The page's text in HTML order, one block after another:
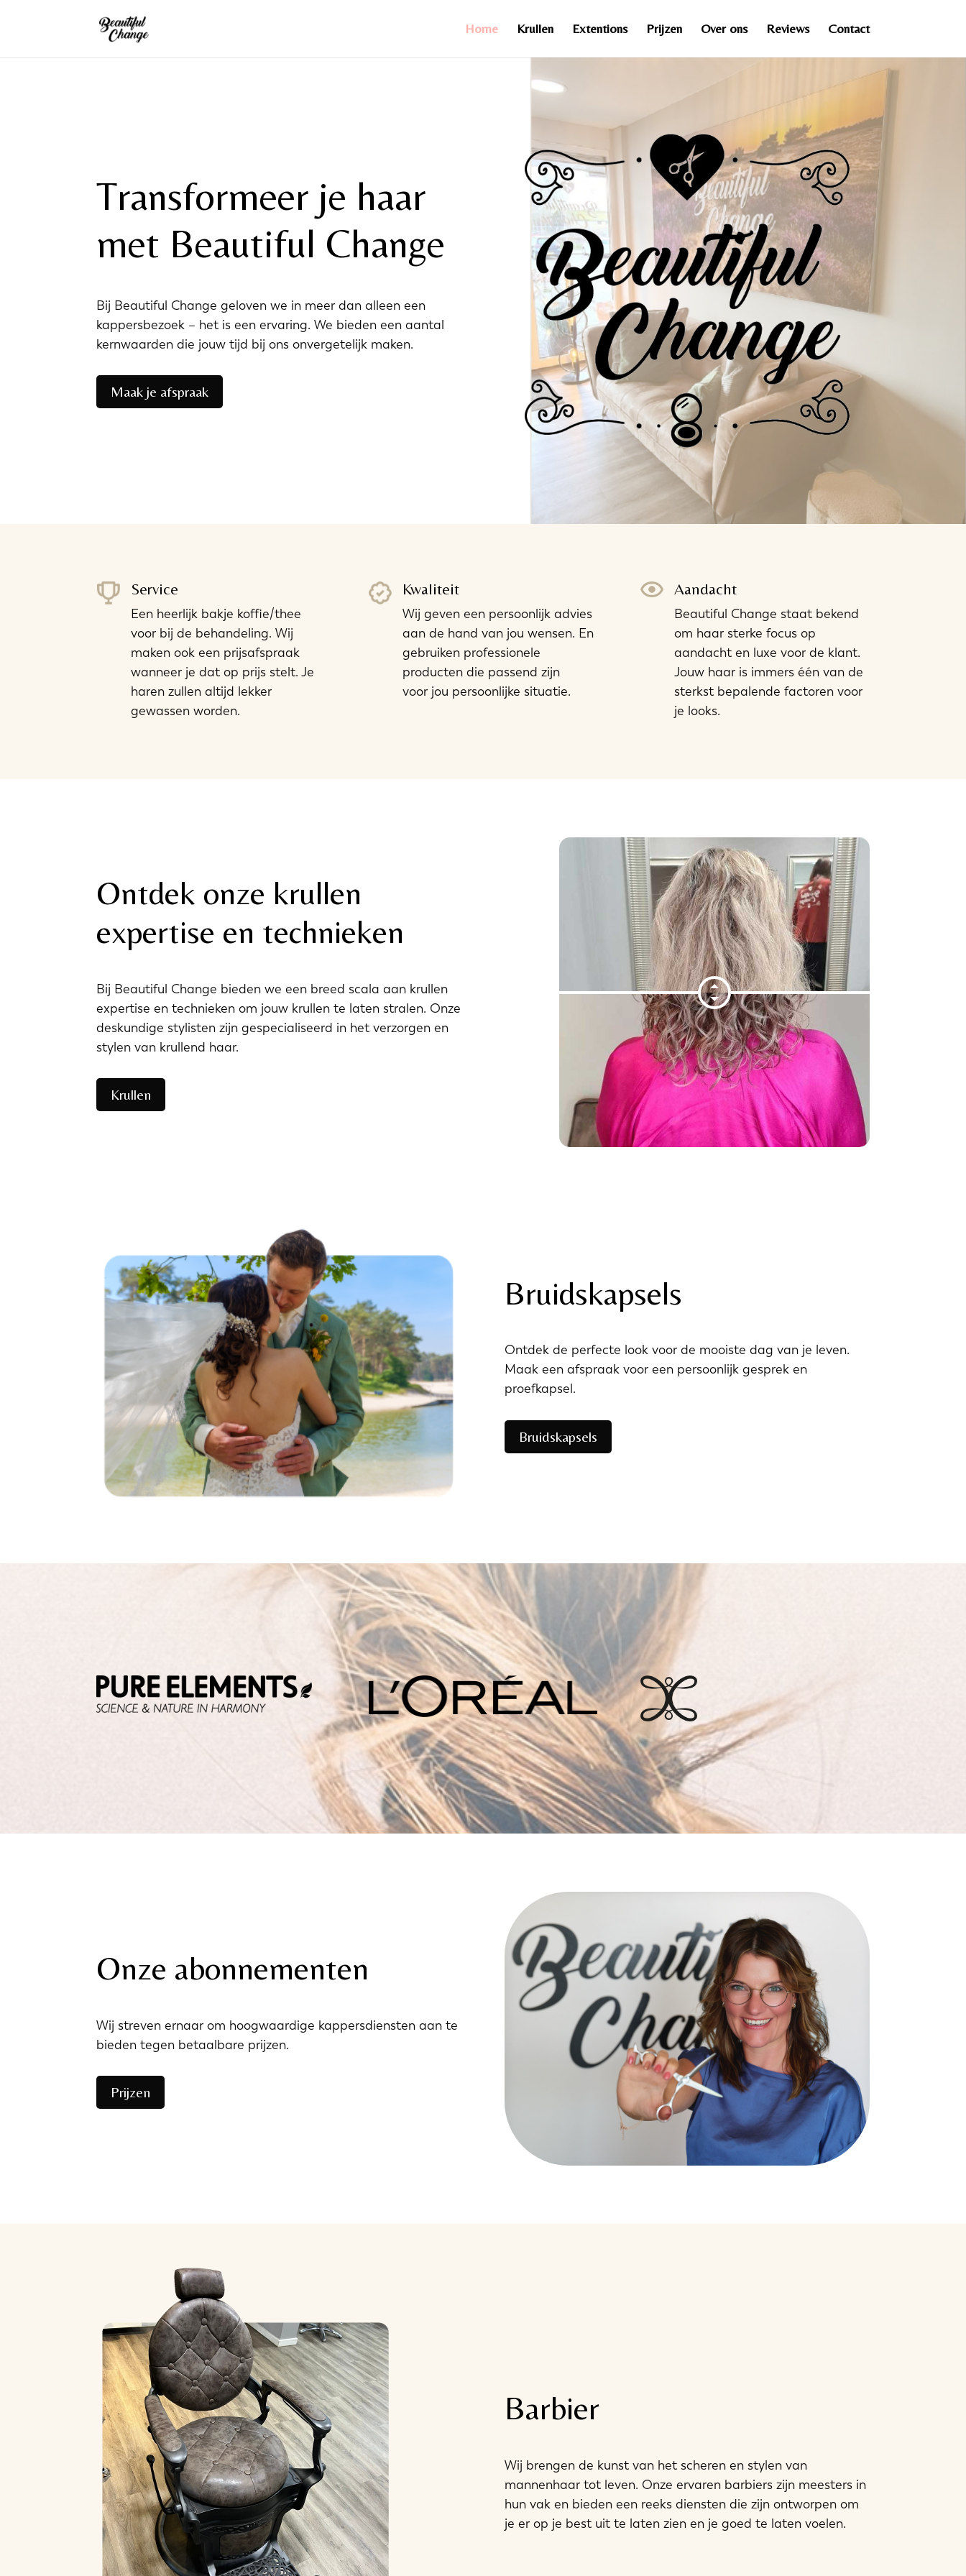
Home Krullen Extentions Prijzen Over ons Reviews Contact
Transformeer je haar
met Beautiful Change
Bij Beautiful Change geloven we in meer dan alleen een
kappersbezoek – het is een ervaring. We bieden een aantal
kernwaarden die jouw tijd bij ons onvergetelijk maken.
Maak je afspraak
Service
Een heerlijk bakje koffie/thee
voor bij de behandeling. Wij
maken ook een prijsafspraak
wanneer je dat op prijs stelt. Je
haren zullen altijd lekker
gewassen worden.
Kwaliteit
Wij geven een persoonlijk advies
aan de hand van jou wensen. En
gebruiken professionele
producten die passend zijn
voor jou persoonlijke situatie.
Aandacht
Beautiful Change staat bekend
om haar sterke focus op
aandacht en luxe voor de klant.
Jouw haar is immers één van de
sterkst bepalende factoren voor
je looks.
Ontdek onze krullen
expertise en technieken
Bij Beautiful Change bieden we een breed scala aan krullen
expertise en technieken om jouw krullen te laten stralen. Onze
deskundige stylisten zijn gespecialiseerd in het verzorgen en
stylen van krullend haar.
Krullen
Bruidskapsels
Ontdek de perfecte look voor de mooiste dag van je leven.
Maak een afspraak voor een persoonlijk gesprek en
proefkapsel.
Bruidskapsels
Onze abonnementen
Wij streven ernaar om hoogwaardige kappersdiensten aan te
bieden tegen betaalbare prijzen.
Prijzen
Barbier
Wij brengen de kunst van het scheren en stylen van
mannenhaar tot leven. Onze ervaren barbiers zijn meesters in
hun vak en bieden een reeks diensten die zijn ontworpen om
je er op je best uit te laten zien en je goed te laten voelen.